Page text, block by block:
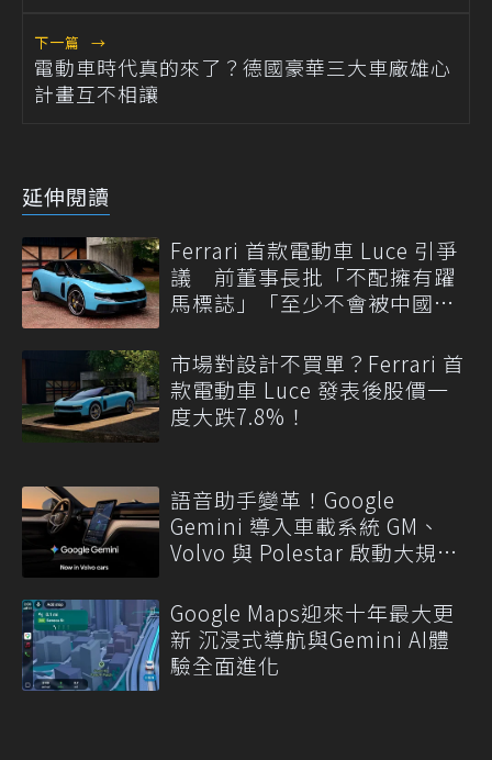
下一篇 →
電動車時代真的來了？德國豪華三大車廠雄心
計畫互不相讓
延伸閱讀
Ferrari 首款電動車 Luce 引爭
議 前董事長批「不配擁有躍
馬標誌」「至少不會被中國
市場對設計不買單？Ferrari 首
款電動車 Luce 發表後股價一
度大跌7.8%！
語音助手變革！Google
Gemini 導入車載系統 GM、
Volvo 與 Polestar 啟動大規模
Google Maps迎來十年最大更
新 沉浸式導航與Gemini AI體
驗全面進化